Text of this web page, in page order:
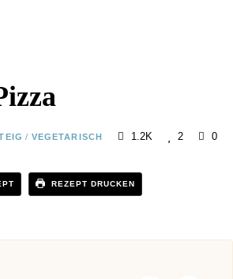
/ VEGETARISCH 1.2K 2 0
REZEPT DRUCKEN